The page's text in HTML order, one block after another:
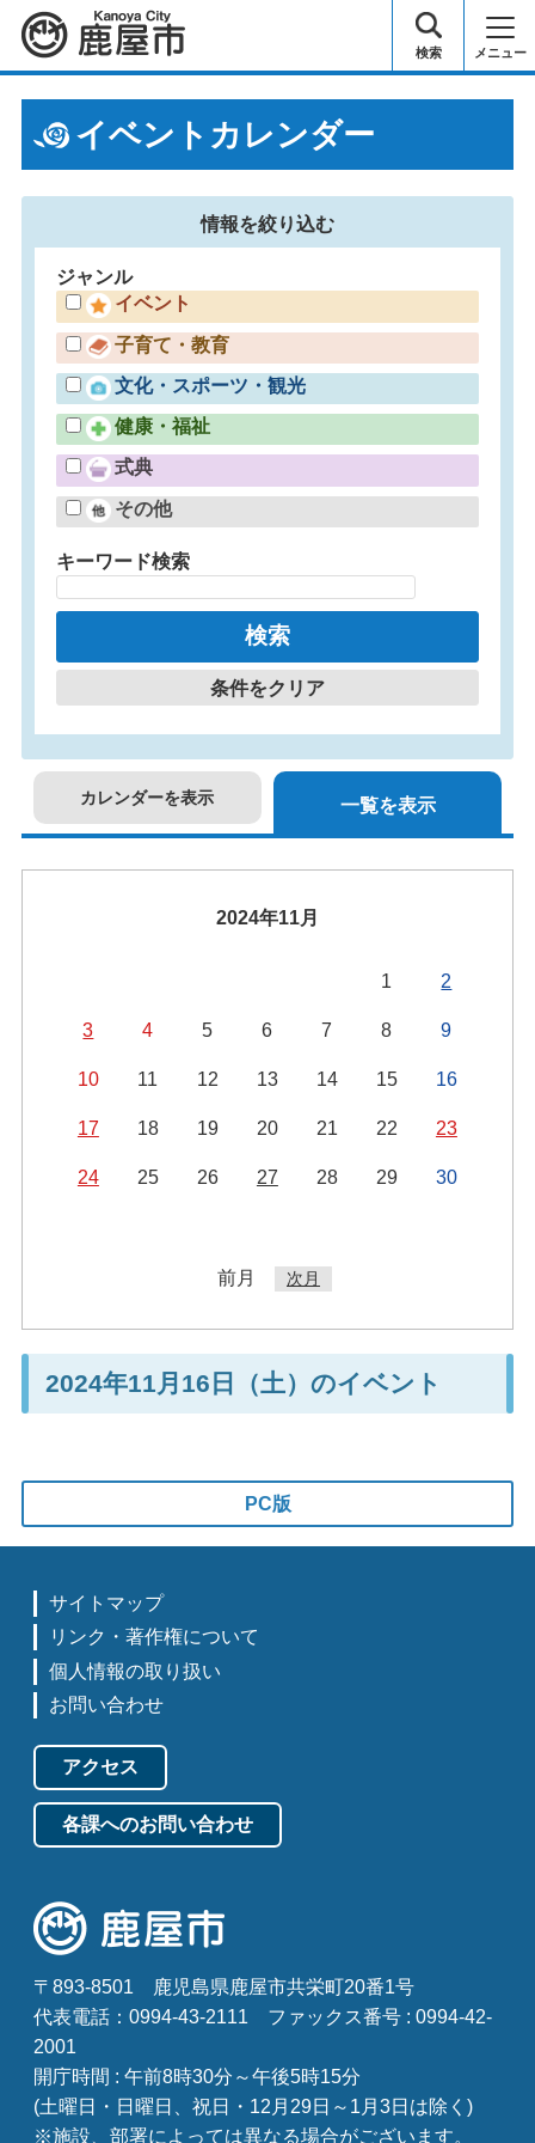
鹿屋市 検索 メニュー
イベントカレンダー
情報を絞り込む
ジャンル
イベント
子育て・教育
文化・スポーツ・観光
健康・福祉
式典
その他
キーワード検索
条件をクリア
カレンダーを表示 一覧を表示
2024年11月
1 2
3 4 5 6 7 8 9
10 11 12 13 14 15 16
17 18 19 20 21 22 23
24 25 26 27 28 29 30
前月 次月
2024年11月16日（土）のイベント
PC版
サイトマップ
リンク・著作権について
個人情報の取り扱い
お問い合わせ
アクセス
各課へのお問い合わせ
〒893-8501
鹿児島県鹿屋市共栄町20番1号
代表電話：0994-43-2111
ファックス番号 : 0994-42-
2001
開庁時間 : 午前8時30分～午後5時15分
(土曜日・日曜日、祝日・12月29日～1月3日は除く)
※施設、部署によっては異なる場合がございます。